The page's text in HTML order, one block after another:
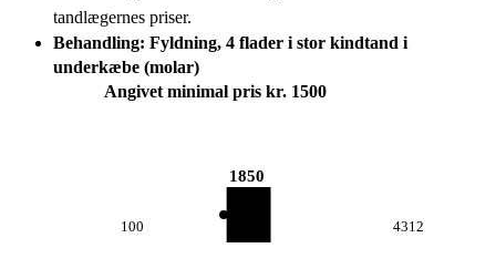
tandlægernes priser.
Behandling: Fyldning, 4 flader i stor kindtand i
underkæbe (molar)
Angivet minimal pris kr. 1500
100
1850
4312